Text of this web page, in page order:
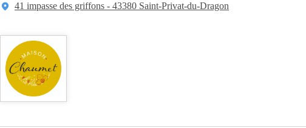
41 impasse des griffons - 43380 Saint-Privat-du-Dragon